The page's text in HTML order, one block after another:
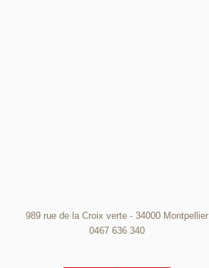
989 rue de la Croix verte - 34000 Montpellier
0467 636 340